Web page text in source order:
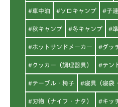
#車中泊 #ソロキャンプ #子
#秋キャンプ #冬キャンプ #
#ホットサンドメーカー #ダッ
#クッカー（調理器具） #テン
#テーブル・椅子 #寝具（寝袋
#刃物（ナイフ・ナタ） #キッ